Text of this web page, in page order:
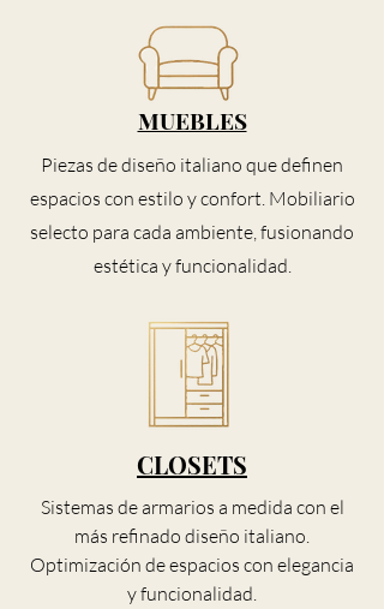
MUEBLES
Piezas de diseño italiano que definen
espacios con estilo y confort. Mobiliario
selecto para cada ambiente, fusionando
estética y funcionalidad.
CLOSETS
Sistemas de armarios a medida con el
más refinado diseño italiano.
Optimización de espacios con elegancia
y funcionalidad.